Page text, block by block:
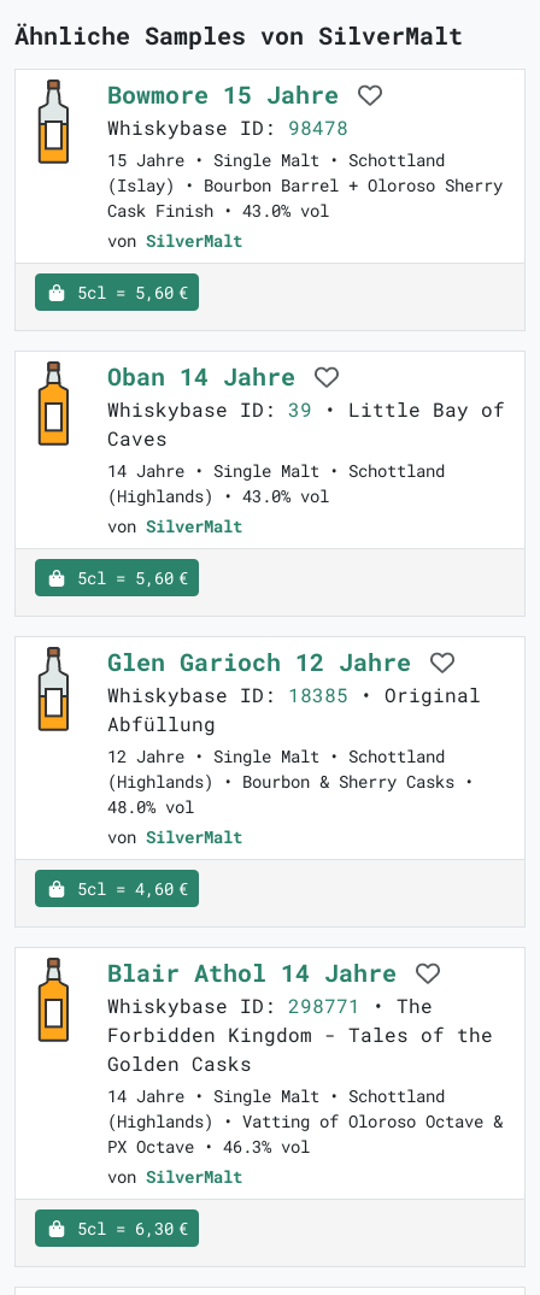
Ähnliche Samples von SilverMalt
Bowmore 15 Jahre
Whiskybase ID: 98478
15 Jahre • Single Malt • Schottland
(Islay) • Bourbon Barrel + Oloroso Sherry
Cask Finish • 43.0% vol
von SilverMalt
5cl = 5,60 €
Oban 14 Jahre
Whiskybase ID: 39 • Little Bay of
Caves
14 Jahre • Single Malt • Schottland
(Highlands) • 43.0% vol
von SilverMalt
5cl = 5,60 €
Glen Garioch 12 Jahre
Whiskybase ID: 18385 • Original
Abfüllung
12 Jahre • Single Malt • Schottland
(Highlands) • Bourbon & Sherry Casks •
48.0% vol
von SilverMalt
5cl = 4,60 €
Blair Athol 14 Jahre
Whiskybase ID: 298771
• The
Forbidden Kingdom - Tales of the
Golden Casks
14 Jahre • Single Malt • Schottland
(Highlands) • Vatting of Oloroso Octave &
PX Octave • 46.3% vol
von SilverMalt
5cl = 6,30 €